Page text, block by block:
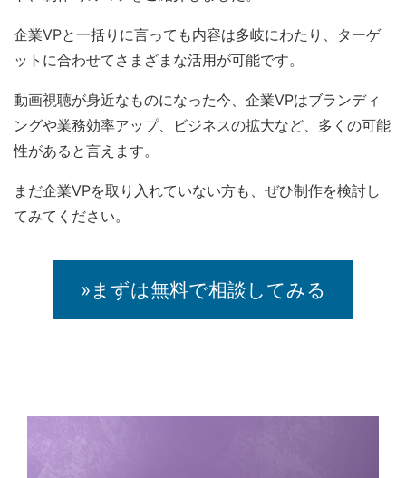
企業VPと一括りに言っても内容は多岐にわたり、ターゲ
ットに合わせてさまざまな活用が可能です。
動画視聴が身近なものになった今、企業VPはブランディ
ングや業務効率アップ、ビジネスの拡大など、多くの可能
性があると言えます。
まだ企業VPを取り入れていない方も、ぜひ制作を検討し
てみてください。
»まずは無料で相談してみる